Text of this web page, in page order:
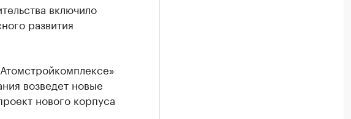
включило
развития
возведет новые
нового корпуса